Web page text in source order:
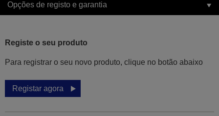
Opções de registo e garantia
Registe o seu produto
Para registrar o seu novo produto, clique no botão abaixo
Registar agora